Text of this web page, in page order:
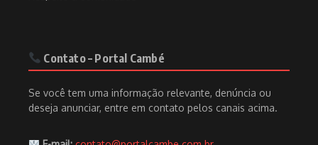
Contato – Portal Cambé
Se você tem uma informação relevante, denúncia ou
deseja anunciar, entre em contato pelos canais acima.